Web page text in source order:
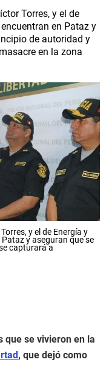
Torres, y el de
en Pataz y
de autoridad y
en la zona
y el de Energía y
y aseguran que se
capturará a
que se vivieron en la
, que dejó como